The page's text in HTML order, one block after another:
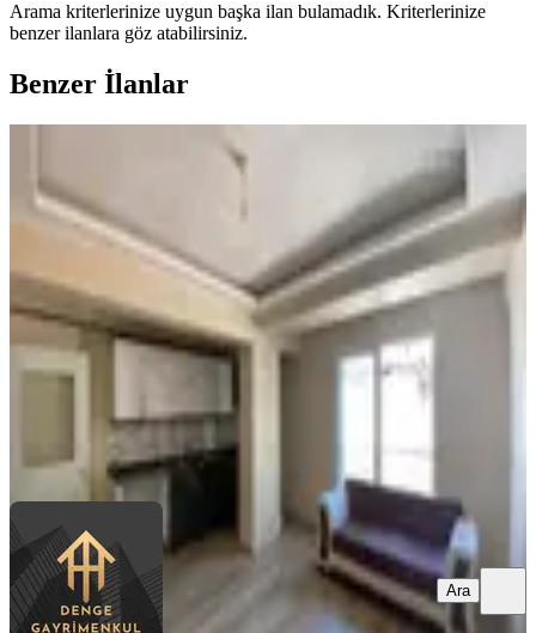
Arama kriterlerinize uygun başka ilan bulamadık. Kriterlerinize
benzer ilanlara göz atabilirsiniz.
Benzer İlanlar
Denge'den Semt Garajı İzban 100
Metre D'gazlı Yeni 2+0 Kiralık
Buca, İnönü Mahallesi
·90 m² ·2. Kat·09.08.2026
20.000 ₺
Denge GayrimenkulHakan Akdoğan
Ara
Ara